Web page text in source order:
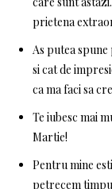
prietena
As putea
si cat de
ca ma faci sa
Te iubesc mai
Martie!
Pentru mine
petrecem